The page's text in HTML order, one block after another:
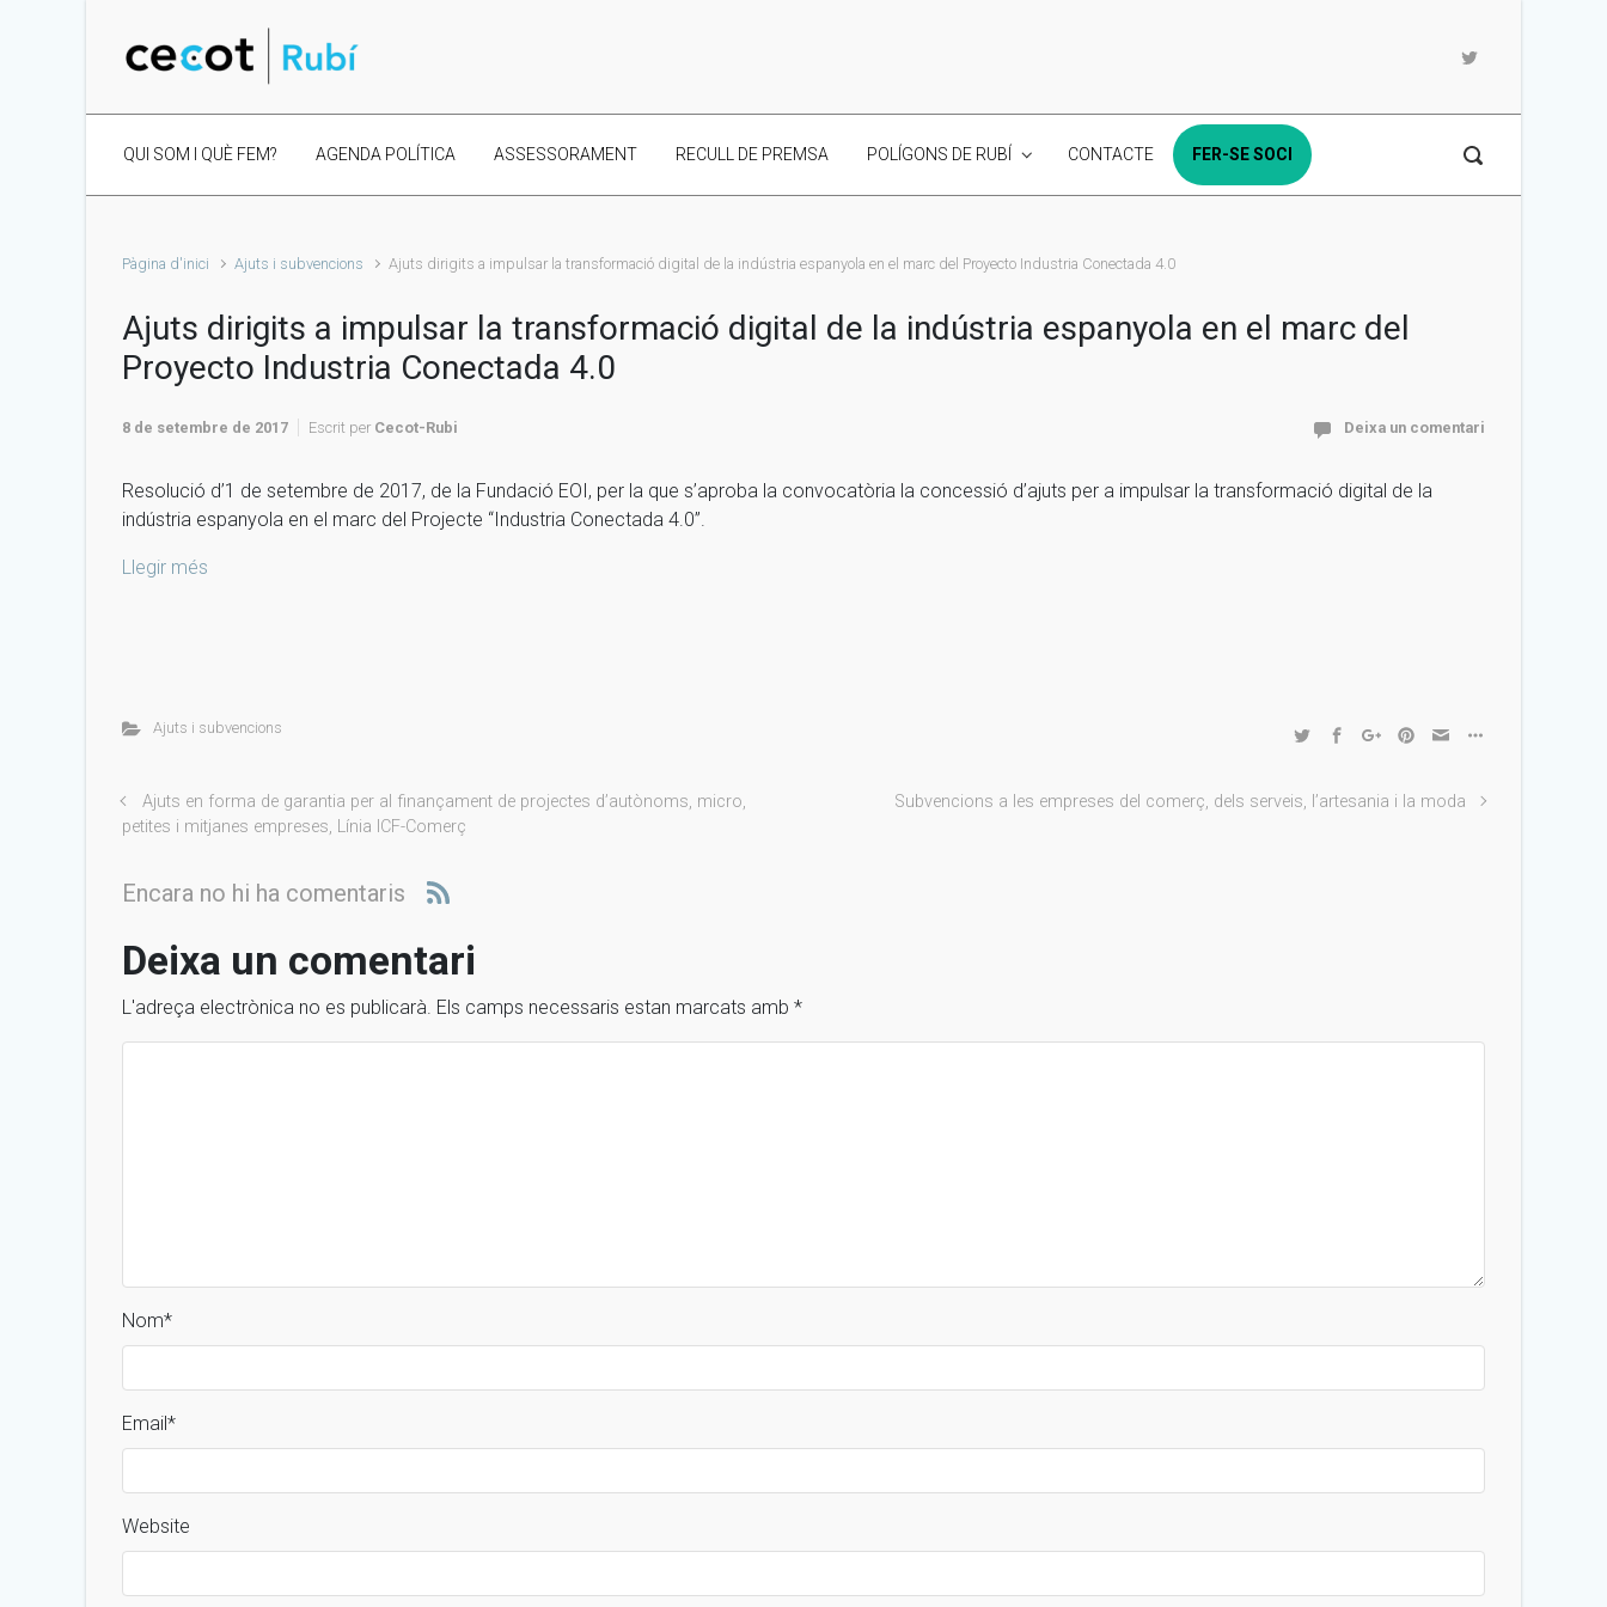
QUI SOM I QUÈ FEM? AGENDA POLÍTICA ASSESSORAMENT RECULL DE PREMSA POLÍGONS DE RUBÍ CONTACTE FER-SE SOCI
Pàgina d'inici Ajuts i subvencions Ajuts dirigits a impulsar la transformació digital de la indústria espanyola en el marc del Proyecto Industria Conectada 4.0
Ajuts dirigits a impulsar la transformació digital de la indústria espanyola en el marc del
Proyecto Industria Conectada 4.0
8 de setembre de 2017 Escrit per Cecot-Rubi Deixa un comentari
Resolució d’1 de setembre de 2017, de la Fundació EOI, per la que s’aproba la convocatòria la concessió d’ajuts per a impulsar la transformació digital de la
indústria espanyola en el marc del Projecte “Industria Conectada 4.0”.
Llegir més
Ajuts i subvencions
Ajuts en forma de garantia per al finançament de projectes d’autònoms, micro,
petites i mitjanes empreses, Línia ICF-Comerç
Subvencions a les empreses del comerç, dels serveis, l’artesania i la moda
Encara no hi ha comentaris
Deixa un comentari
L'adreça electrònica no es publicarà. Els camps necessaris estan marcats amb *
Nom*
Email*
Website